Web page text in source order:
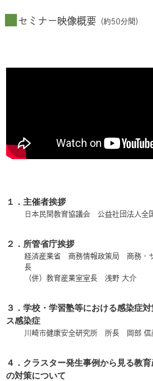
セミナー映像概要 （約50分間）
１．主催者挨拶
日本民間教育協議会 公益社団法人
２．所管省庁挨拶
経済産業省 商務情報政策局 商務・
長
（併）教育産業室室長 浅野 大介
３．学校・学習塾等における感染症
ス感染症
川崎市健康安全研究所 所長 岡部 信
４．クラスター発生事例から見る教
の対策について